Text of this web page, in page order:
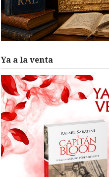
Ya a la venta